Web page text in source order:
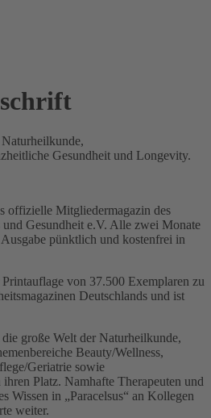
Gesundheit und Longevity.
offizielle Mitgliedermagazin des
und Gesundheit e.V. Alle zwei Monate
pünktlich und kostenfrei in
Printauflage von 37.500 Exemplaren zu
Deutschlands und ist
große Welt der Naturheilkunde,
Beauty/Wellness,
Geriatrie sowie
Platz. Namhafte Therapeuten und
Wissen in „Paracelsus“ an Kollegen
weiter.